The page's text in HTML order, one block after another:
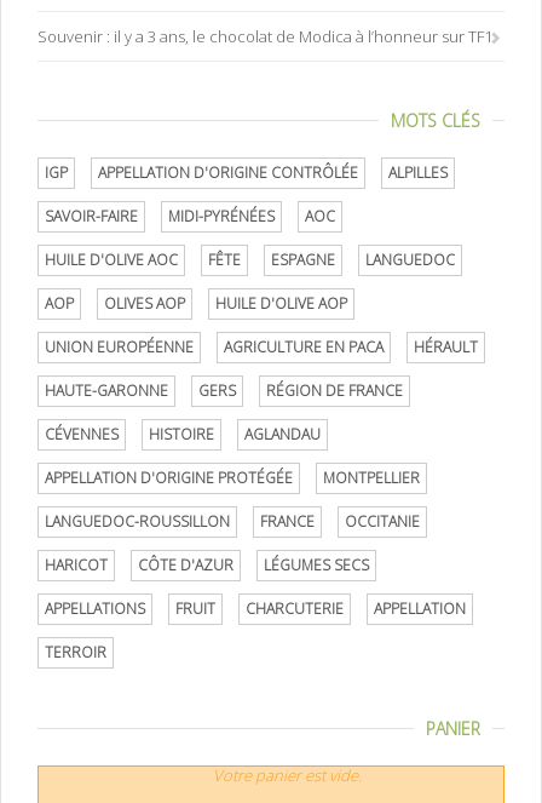
Souvenir : il y a 3 ans, le chocolat de Modica à l’honneur sur TF1
MOTS CLÉS
IGP APPELLATION D'ORIGINE CONTRÔLÉE ALPILLES
SAVOIR-FAIRE MIDI-PYRÉNÉES AOC
HUILE D'OLIVE AOC FÊTE ESPAGNE LANGUEDOC
AOP OLIVES AOP HUILE D'OLIVE AOP
UNION EUROPÉENNE AGRICULTURE EN PACA HÉRAULT
HAUTE-GARONNE GERS RÉGION DE FRANCE
CÉVENNES HISTOIRE AGLANDAU
APPELLATION D'ORIGINE PROTÉGÉE MONTPELLIER
LANGUEDOC-ROUSSILLON FRANCE OCCITANIE
HARICOT CÔTE D'AZUR LÉGUMES SECS
APPELLATIONS FRUIT CHARCUTERIE APPELLATION
TERROIR
PANIER
Votre panier est vide.